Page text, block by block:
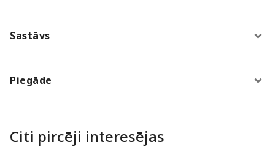
Sastāvs
Piegāde
Citi pircēji interesējas